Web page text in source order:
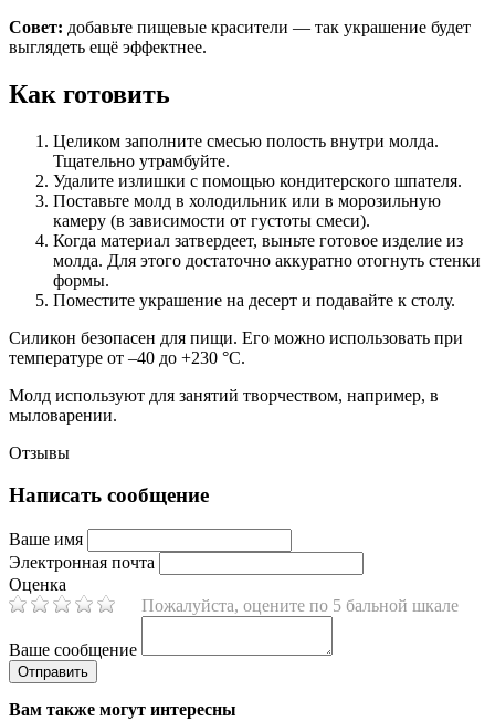
Совет: добавьте пищевые красители — так украшение будет
выглядеть ещё эффектнее.
Как готовить
Целиком заполните смесью полость внутри молда.
Тщательно утрамбуйте.
Удалите излишки с помощью кондитерского шпателя.
Поставьте молд в холодильник или в морозильную
камеру (в зависимости от густоты смеси).
Когда материал затвердеет, выньте готовое изделие из
молда. Для этого достаточно аккуратно отогнуть стенки
формы.
Поместите украшение на десерт и подавайте к столу.
Силикон безопасен для пищи. Его можно использовать при
температуре от –40 до +230 °C.
Молд используют для занятий творчеством, например, в
мыловарении.
Отзывы
Написать сообщение
Ваше имя
Электронная почта
Оценка
Пожалуйста, оцените по 5 бальной шкале
Ваше сообщение
Вам также могут интересны